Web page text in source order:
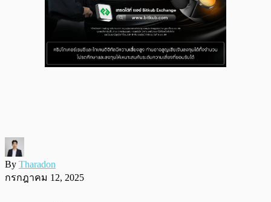
By Tharadon
กรกฎาคม 12, 2025